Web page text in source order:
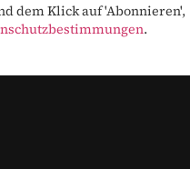
dem Klick auf 'Abonnieren',
.